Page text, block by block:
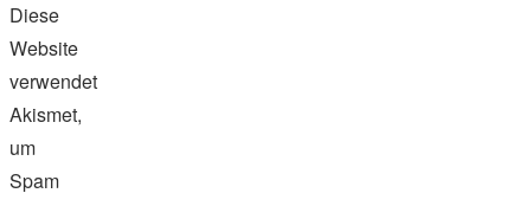
Diese
Website
verwendet
Akismet,
um
Spam